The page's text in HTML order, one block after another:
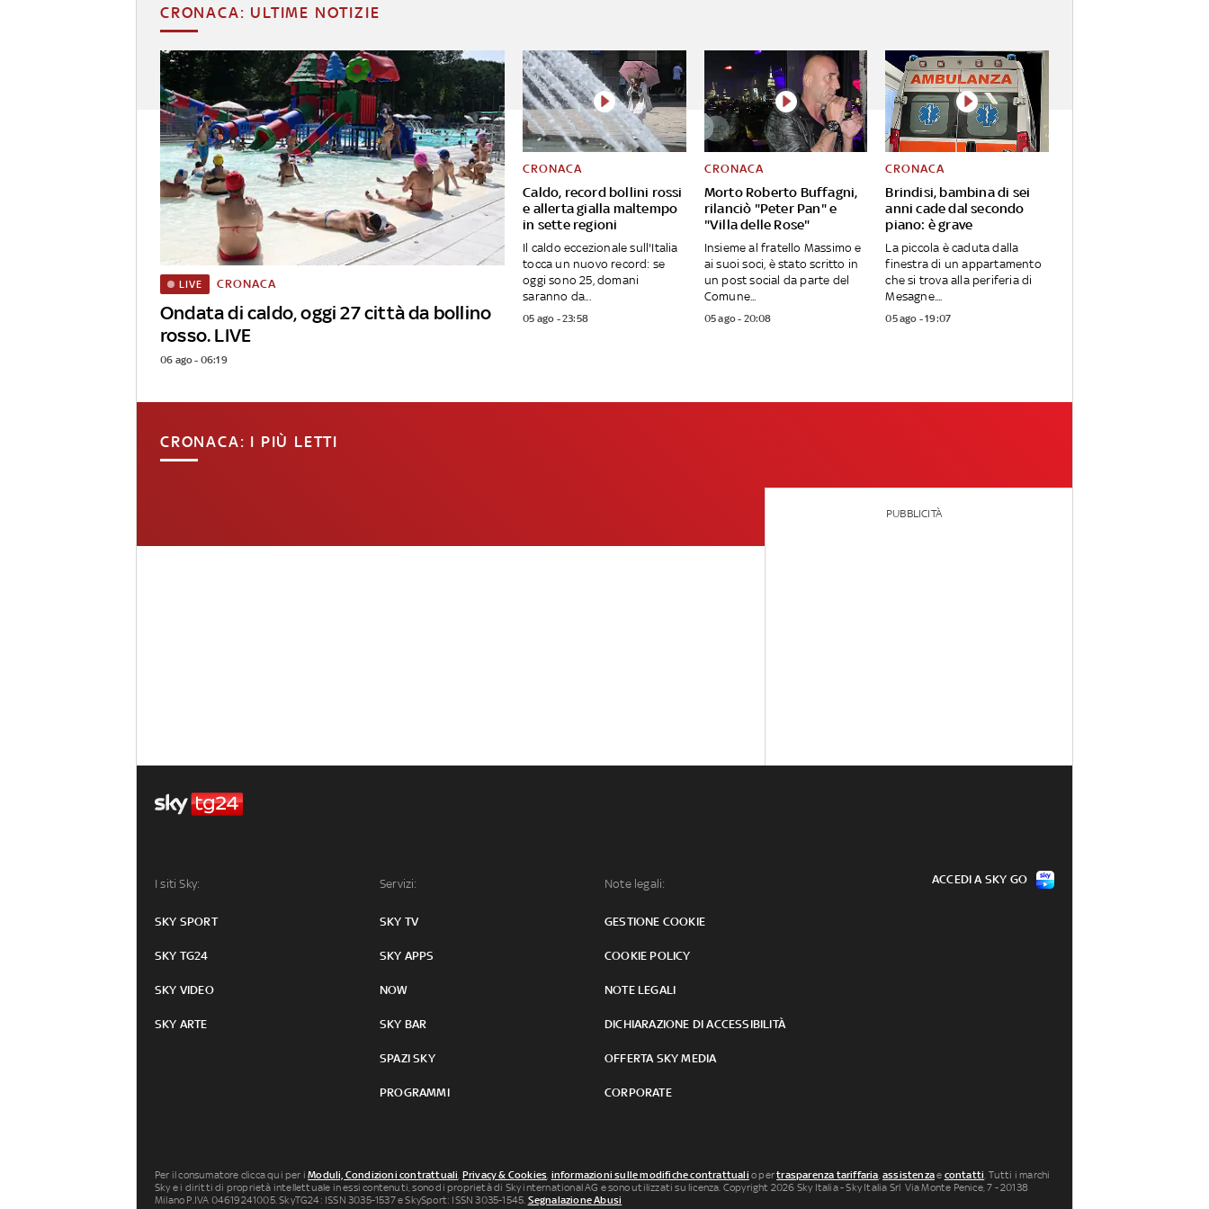
CRONACA: ULTIME NOTIZIE
Ondata di caldo, oggi 27 città da bollino
rosso. LIVE
LIVE CRONACA
06 ago - 06:19
Caldo, record bollini rossi
e allerta gialla maltempo
in sette regioni
CRONACA
Il caldo eccezionale sull'Italia
tocca un nuovo record: se
oggi sono 25, domani
saranno da...
05 ago - 23:58
Morto Roberto Buffagni,
rilanciò "Peter Pan" e
"Villa delle Rose"
CRONACA
Insieme al fratello Massimo e
ai suoi soci, è stato scritto in
un post social da parte del
Comune...
05 ago - 20:08
Brindisi, bambina di sei
anni cade dal secondo
piano: è grave
CRONACA
La piccola è caduta dalla
finestra di un appartamento
che si trova alla periferia di
Mesagne....
05 ago - 19:07
CRONACA: I PIÙ LETTI
PUBBLICITÀ
I siti Sky:
SKY SPORT
SKY TG24
SKY VIDEO
SKY ARTE
Servizi:
SKY TV
SKY APPS
NOW
SKY BAR
SPAZI SKY
PROGRAMMI
Note legali:
GESTIONE COOKIE
COOKIE POLICY
NOTE LEGALI
DICHIARAZIONE DI ACCESSIBILITÀ
OFFERTA SKY MEDIA
CORPORATE
ACCEDI A SKY GO
Per il consumatore clicca qui per iModuli, Condizioni contrattuali, Privacy & Cookies, informazioni sulle modifiche contrattuali o pertrasparenza tariffaria,assistenzae contatti. Tutti i marchi
Sky e i diritti di proprietà intellettuale in essi contenuti, sono di proprietà di Sky international AG e sono utilizzati su licenza. Copyright 2026 Sky Italia - Sky Italia Srl Via Monte Penice, 7 - 20138
Milano P.IVA 04619241005. SkyTG24: ISSN 3035-1537 e SkySport: ISSN 3035-1545. Segnalazione Abusi